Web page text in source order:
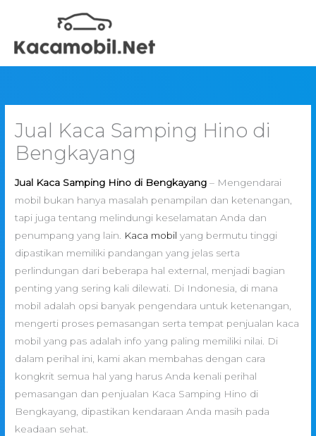
content
Jual Kaca Samping Hino di
Bengkayang
Jual Kaca Samping Hino di Bengkayang – Mengendarai
mobil bukan hanya masalah penampilan dan ketenangan,
tapi juga tentang melindungi keselamatan Anda dan
penumpang yang lain. Kaca mobil yang bermutu tinggi
dipastikan memiliki pandangan yang jelas serta
perlindungan dari beberapa hal external, menjadi bagian
penting yang sering kali dilewati. Di Indonesia, di mana
mobil adalah opsi banyak pengendara untuk ketenangan,
mengerti proses pemasangan serta tempat penjualan kaca
mobil yang pas adalah info yang paling memiliki nilai. Di
dalam perihal ini, kami akan membahas dengan cara
kongkrit semua hal yang harus Anda kenali perihal
pemasangan dan penjualan Kaca Samping Hino di
Bengkayang, dipastikan kendaraan Anda masih pada
keadaan sehat.